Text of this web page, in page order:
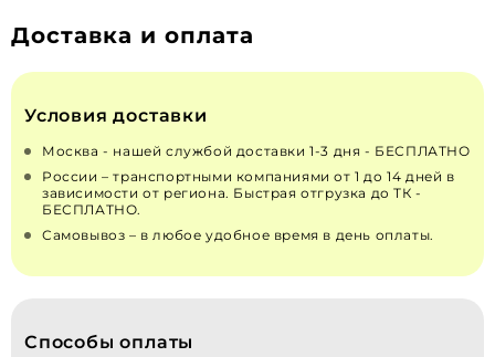
Доставка и оплата
Условия доставки
Москва - нашей службой доставки 1-3 дня - БЕСПЛАТНО
России – транспортными компаниями от 1 до 14 дней в
зависимости от региона. Быстрая отгрузка до ТК -
БЕСПЛАТНО.
Самовывоз – в любое удобное время в день оплаты.
Способы оплаты